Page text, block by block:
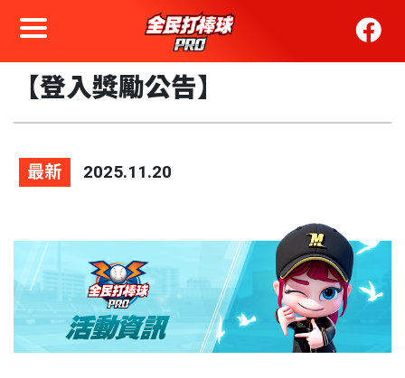
【登入獎勵公告】
最新 2025.11.20